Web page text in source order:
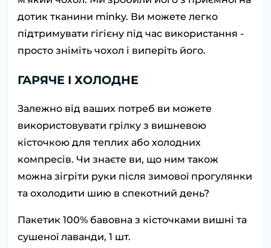
дотик тканини minky. Ви можете легко
підтримувати гігієну під час використання -
просто зніміть чохол і виперіть його.
ГАРЯЧЕ І ХОЛОДНЕ
Залежно від ваших потреб ви можете
використовувати грілку з вишневою
кісточкою для теплих або холодних
компресів. Чи знаєте ви, що ним також
можна зігріти руки після зимової прогулянки
та охолодити шию в спекотний день?
Пакетик 100% бавовна з кісточками вишні та
сушеної лаванди, 1 шт.